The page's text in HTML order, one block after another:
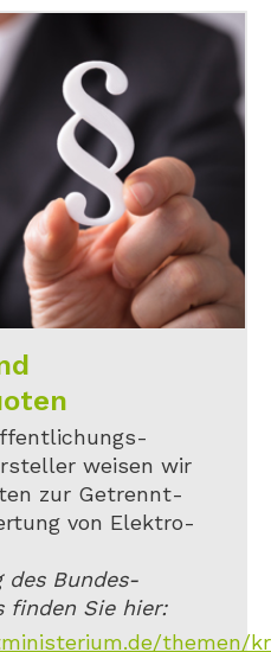
weisen wir
zur Getrennt-
von Elektro-
des Bundes-
Sie hier: